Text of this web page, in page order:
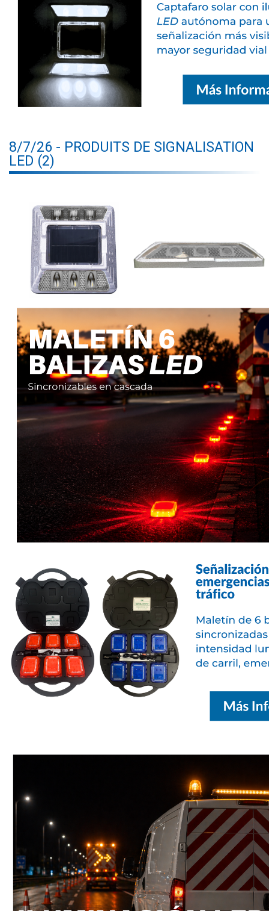
8/7/26 - PRODUITS DE SIGNALISATION
LED (2)